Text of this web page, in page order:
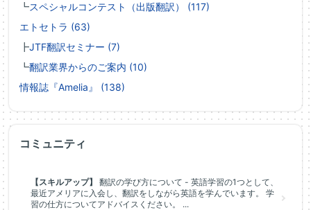
┗スペシャルコンテスト（出版翻訳） (117)
エトセトラ (63)
┣JTF翻訳セミナー (7)
┗翻訳業界からのご案内 (10)
情報誌『Amelia』 (138)
コミュニティ
【スキルアップ】
翻訳の学び方について - 英語学習の1つとして、
最近アメリアに入会し、翻訳をしながら英語を学んでいます。 学
習の仕方についてアドバイスください。 ...